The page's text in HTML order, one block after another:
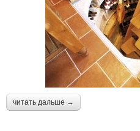
читать дальше →